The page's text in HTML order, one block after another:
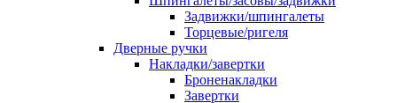
Задвижки/шпингалеты
Торцевые/ригеля
Дверные ручки
Накладки/завертки
Броненакладки
Завертки